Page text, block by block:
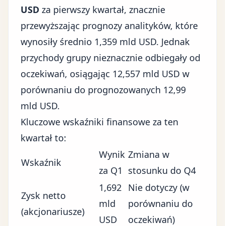
USD za pierwszy kwartał, znacznie
przewyższając prognozy analityków, które
wynosiły średnio 1,359 mld USD. Jednak
przychody grupy nieznacznie odbiegały od
oczekiwań, osiągając 12,557 mld USD w
porównaniu do prognozowanych 12,99
mld USD.
Kluczowe wskaźniki finansowe za ten
kwartał to:
Wskaźnik
Wynik
za Q1
Zmiana w
stosunku do Q4
Zysk netto
(akcjonariusze)
1,692
mld
USD
Nie dotyczy (w
porównaniu do
oczekiwań)